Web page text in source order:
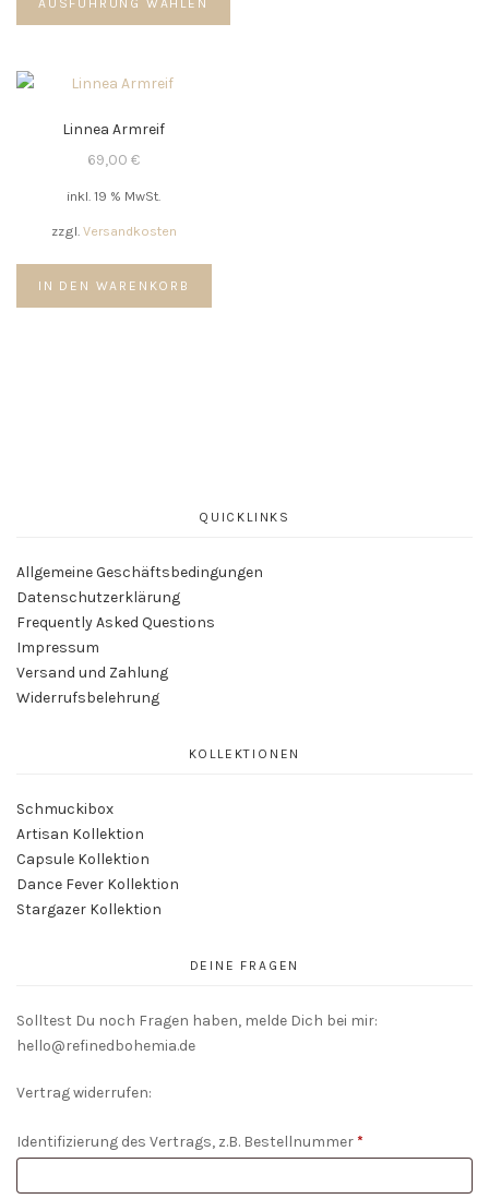
werden
weist
Linnea Armreif
69,00€
inkl. 19 % MwSt.
zzgl. Versandkosten
IN DEN WARENKORB
QUICKLINKS
Allgemeine Geschäftsbedingungen
Datenschutzerklärung
Frequently Asked Questions
Impressum
Versand und Zahlung
Widerrufsbelehrung
KOLLEKTIONEN
Schmuckibox
Artisan Kollektion
Capsule Kollektion
Dance Fever Kollektion
Stargazer Kollektion
DEINE FRAGEN
Solltest Du noch Fragen haben, melde Dich bei mir:
hello@refinedbohemia.de
Vertrag widerrufen:
Identifizierung des Vertrags, z.B. Bestellnummer*